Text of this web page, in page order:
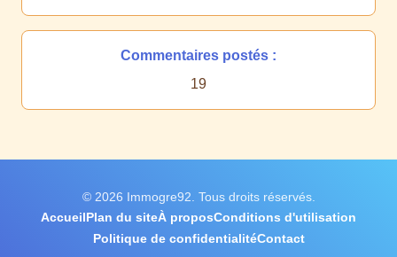
Commentaires postés :
19
© 2026 Immogre92. Tous droits réservés.
AccueilPlan du siteÀ proposConditions d'utilisation
Politique de confidentialitéContact